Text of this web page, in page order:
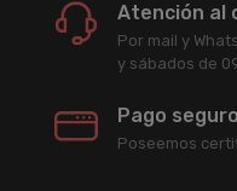
Atención al
Por mail y
y sábados de
Pago
Poseemos